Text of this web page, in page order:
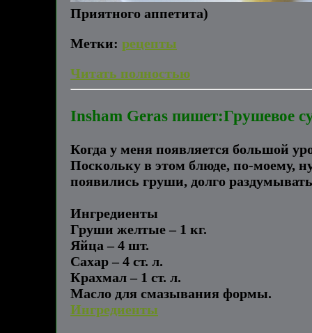
Приятного аппетита)
Метки: рецепты
Читать полностью
Insham Geras пишет:Грушевое
Когда у меня появляется большой
Поскольку в этом блюде, по-моему,
появились груши, долго
Ингредиенты
Груши желтые – 1 кг.
Яйца – 4 шт.
Сахар – 4 ст. л.
Крахмал – 1 ст. л.
Масло для смазывания формы.
Ингредиенты